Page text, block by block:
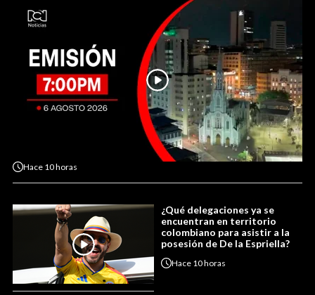
Hace 10 horas
¿Qué delegaciones ya se
encuentran en territorio
colombiano para asistir a la
posesión de De la Espriella?
Hace 10 horas